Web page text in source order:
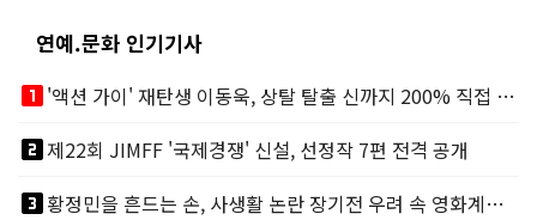
연예.문화 인기기사
looks_one
'액션 가이' 재탄생 이동욱, 상탈 탈출 신까지 200% 직접 소화
looks_two제22회 JIMFF '국제경쟁' 신설, 선정작 7편 전격 공개
looks_3
황정민을 흔드는 손, 사생활 논란 장기전 우려 속 영화계도 리스크